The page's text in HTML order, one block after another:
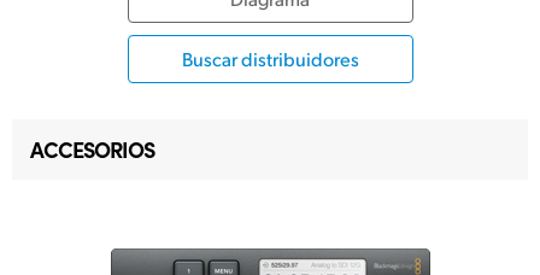
Buscar distribuidores
ACCESORIOS